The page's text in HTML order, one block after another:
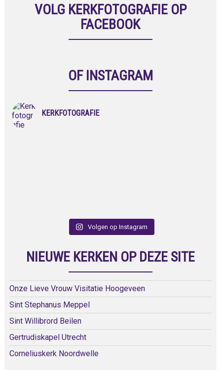
VOLG KERKFOTOGRAFIE OP
FACEBOOK
OF INSTAGRAM
KERKFOTOGRAFIE
Volgen op Instagram
NIEUWE KERKEN OP DEZE SITE
Onze Lieve Vrouw Visitatie Hoogeveen
Sint Stephanus Meppel
Sint Willibrord Beilen
Gertrudiskapel Utrecht
Corneliuskerk Noordwelle